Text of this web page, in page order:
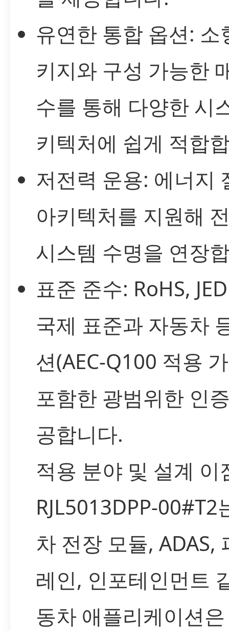
유연한 통합 옵션: 소
키지와 구성 가능한
수를 통해 다양한 시
키텍처에 쉽게 적합
저전력 운용: 에너지
아키텍처를 지원해
시스템 수명을 연장
표준 준수: RoHS,
국제 표준과 자동차
션(AEC-Q100 적용
포함한 광범위한 인
공합니다.
적용 분야 및 설계 이
RJL5013DPP-00#T2
차 전장 모듈, ADAS,
레인, 인포테인먼트
동차 애플리케이션